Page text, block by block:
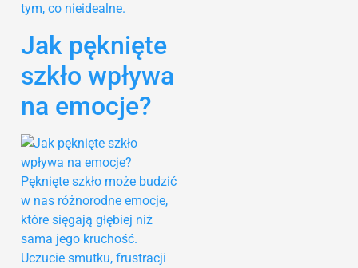
tym, co nieidealne.
Jak pęknięte
szkło wpływa
na emocje?
Pęknięte szkło może budzić
w nas różnorodne emocje,
które sięgają głębiej niż
sama jego kruchość.
Uczucie smutku, frustracji